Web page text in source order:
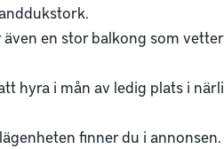
en stor balkong som
hyra i mån av ledig plats i
finner du i